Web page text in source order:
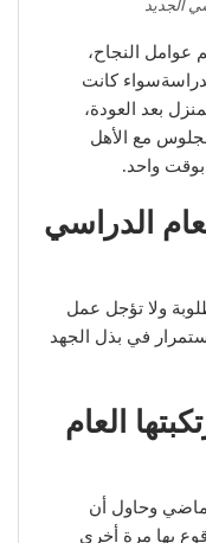
الجديد
النجاح،
كانت
بعد العودة،
مع الأهل
بوقت واحد.
الدراسي
ولا تؤجل عمل
في بذل الجهد
العام
وحاول أن
بها مرة أخرى